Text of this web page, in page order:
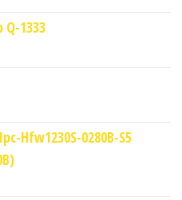
Q-1333
Hfw1230S-0280B-S5